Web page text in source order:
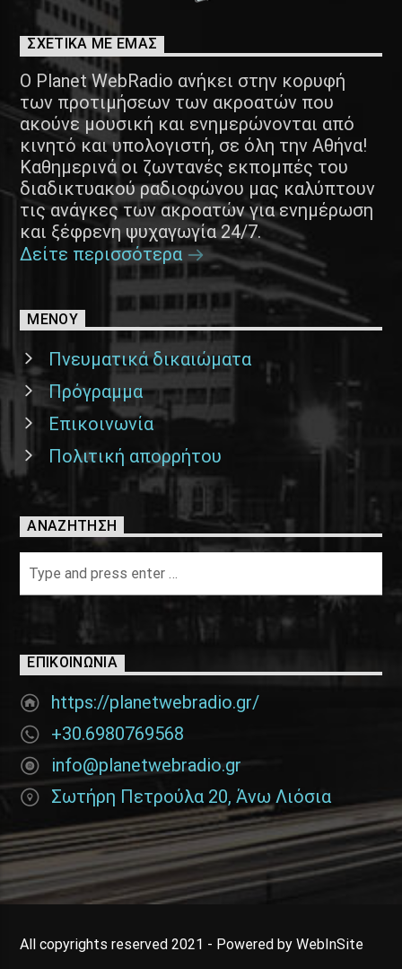
ΣΧΕΤΙΚΑ ΜΕ ΕΜΑΣ
Ο Planet WebRadio ανήκει στην κορυφή
των προτιμήσεων των ακροατών που
ακούνε μουσική και ενημερώνονται από
κινητό και υπολογιστή, σε όλη την Αθήνα!
Καθημερινά οι ζωντανές εκπομπές του
διαδικτυακού ραδιοφώνου μας καλύπτουν
τις ανάγκες των ακροατών για ενημέρωση
και ξέφρενη ψυχαγωγία 24/7.
Δείτε περισσότερα
ΜΕΝΟΥ
Πνευματικά δικαιώματα
Πρόγραμμα
Επικοινωνία
Πολιτική απορρήτου
ΑΝΑΖΉΤΗΣΗ
ΕΠΙΚΟΙΝΩΝΊΑ
https://planetwebradio.gr/
+30.6980769568
info@planetwebradio.gr
Σωτήρη Πετρούλα 20, Άνω Λιόσια
All copyrights reserved 2021 - Powered by WebInSite